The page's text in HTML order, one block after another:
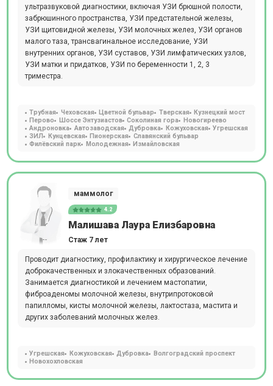
ультразвуковой диагностики, включая УЗИ брюшной полости,
забрюшинного пространства, УЗИ предстательной железы,
УЗИ щитовидной железы, УЗИ молочных желез, УЗИ органов
малого таза, трансвагинальное исследование, УЗИ
внутренних органов, УЗИ суставов, УЗИ лимфатических узлов,
УЗИ матки и придатков, УЗИ по беременности 1, 2, 3
триместра.
Трубная Чеховская Цветной бульвар Тверская
Кузнецкий мост
Перово
Шоссе Энтузиастов Соколиная гора
Новогиреево
Андроновка
Автозаводская Дубровка Кожуховская
Угрешская
ЗИЛ
Кунцевская Пионерская
Славянский бульвар
Филёвский парк
Молодежная Измайловская
маммолог
4.2
Малишава Лаура Елизбаровна
Стаж 7 лет
Проводит диагностику, профилактику и хирургическое лечение
доброкачественных и злокачественных образований.
Занимается диагностикой и лечением мастопатии,
фиброаденомы молочной железы, внутрипротоковой
папилломы, кисты молочной железы, лактостаза, мастита и
других заболеваний молочных желез.
Угрешская Кожуховская Дубровка
Волгоградский проспект
Новохохловская